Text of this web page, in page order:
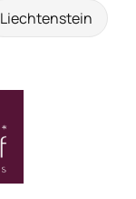
Liechtenstein